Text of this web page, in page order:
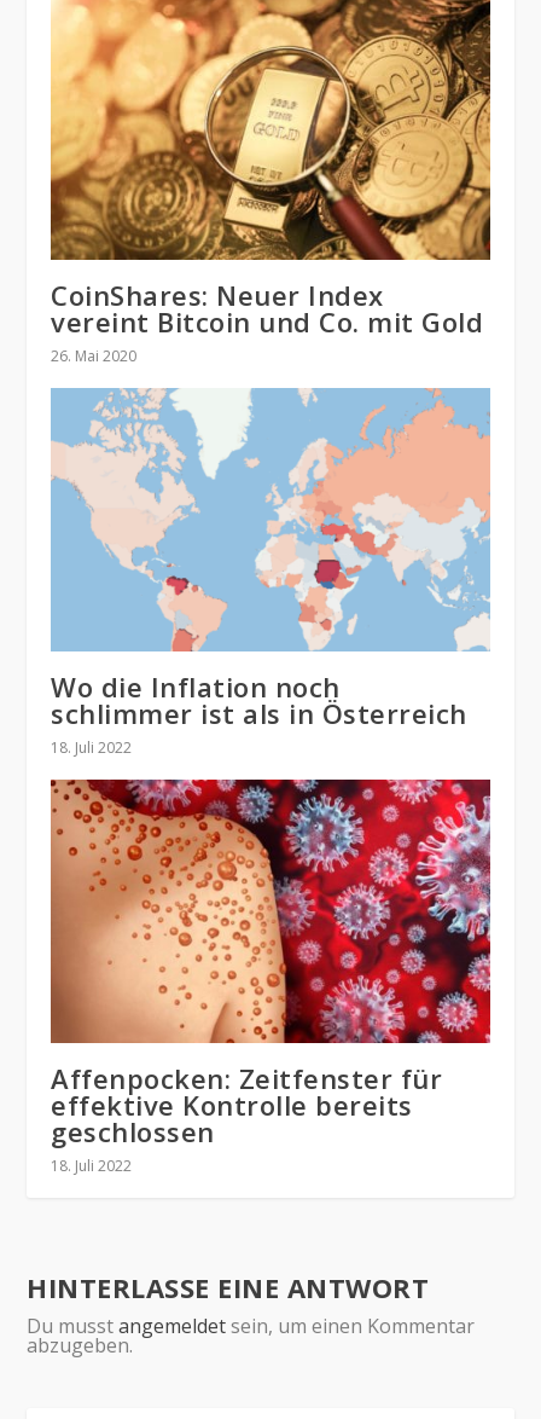
CoinShares: Neuer Index
vereint Bitcoin und Co. mit Gold
26. Mai 2020
Wo die Inflation noch
schlimmer ist als in Österreich
18. Juli 2022
Affenpocken: Zeitfenster für
effektive Kontrolle bereits
geschlossen
18. Juli 2022
HINTERLASSE EINE ANTWORT
Du musstangemeldetsein, um einen Kommentar
abzugeben.